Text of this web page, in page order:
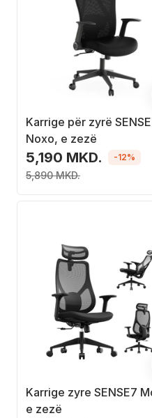
Karrige për zyrë
Noxo, e zezë
5,190 MKD.
5,890 MKD.
-12%
Karrige zyre SENSE7
e zezë